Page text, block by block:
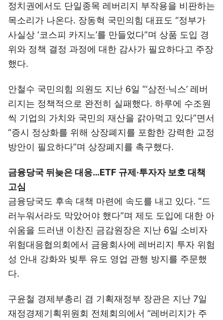
정치권에서도 단일종목 레버리지 부작용을 비판하는
목소리가 나온다. 장동혁 국민의힘 대표도 “정부가
사실상 ‘코스피 카지노’를 만들었다”며 상품 도입 경
위와 정책 결정 과정에 대한 감사가 필요하다고 주장
했다.
안철수 국민의힘 의원도 지난 6일 “‘삼전·닉스’ 레버
리지는 정책적으로 완전히 실패했다. 하루에 수조원
씩 기업의 가치와 국민의 재산을 갉아먹고 있다”면서
“증시 정상화를 위해 상장폐지를 포함한 강력한 교정
방안이 필요하다”며 상장폐지를 촉구했다.
금융당국 뒤늦은 대응…ETF 규제·투자자 보호 대책
고심
금융당국도 후속 대책 마련에 속도를 내고 있다. “드
러누워서라도 막았어야 했다”며 제도 도입에 대한 아
쉬움을 드러낸 이찬진 금감원장은 지난 6일 소비자
위험대응협의회에서 금융회사에 레버리지 투자 위험
성 안내 강화와 빚투 유도 영업 관행 방지를 주문했
다.
구윤철 경제부총리 겸 기획재정부 장관은 지난 7일
재정경제기획위원회 전체회의에서 “레버리지가 주